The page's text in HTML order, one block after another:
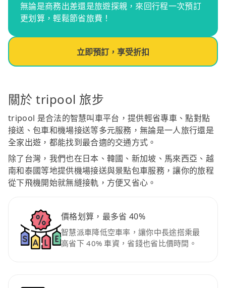
無論是商務出差還是旅遊探親，來回行程一次預訂
更划算，輕鬆節省旅費！
立即預訂，享受折扣
關於 tripool 旅步
tripool 是合法的智慧叫車平台，提供輕省專車、點對點
接送、包車和機場接送等多元服務，無論是一人旅行還是
全家出遊，都能找到最合適的交通方式。
除了台灣，我們也在日本、韓國、新加坡、馬來西亞、越
南和泰國等地提供機場接送與景點包車服務，讓你的旅程
從下飛機開始就無縫接軌，方便又省心。
價格划算，最多省 40%
智慧派車降低空車率，讓你中長途搭乘最
高省下 40% 車資，省錢也省比價時間。